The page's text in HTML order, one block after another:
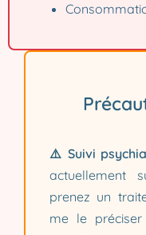
⚠️ Suivi
actuellement
prenez un
me le